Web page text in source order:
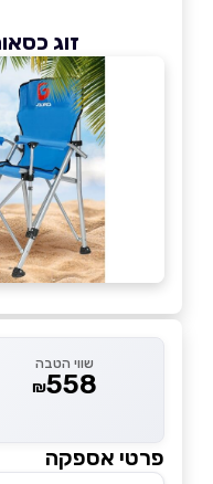
זוג
שווי הטבה
₪558
פרטי אספקה